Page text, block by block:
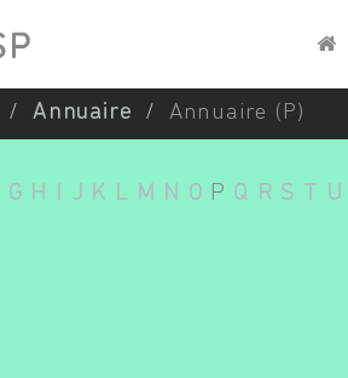
Annuaire Annuaire (P)
G H J K L M N O P Q R S T U